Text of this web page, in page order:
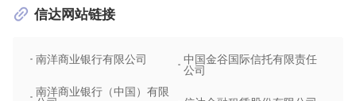
信达网站链接
南洋商业银行有限公司
南洋商业银行（中国）有限
中国金谷国际信托有限责任
公司